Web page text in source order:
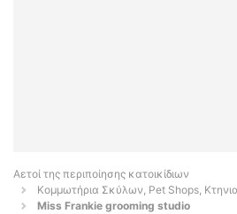
Αετοί της περιποίησης κατοικίδιων
Κομμωτήρια Σκύλων, Pet Shops,
Miss Frankie grooming studio